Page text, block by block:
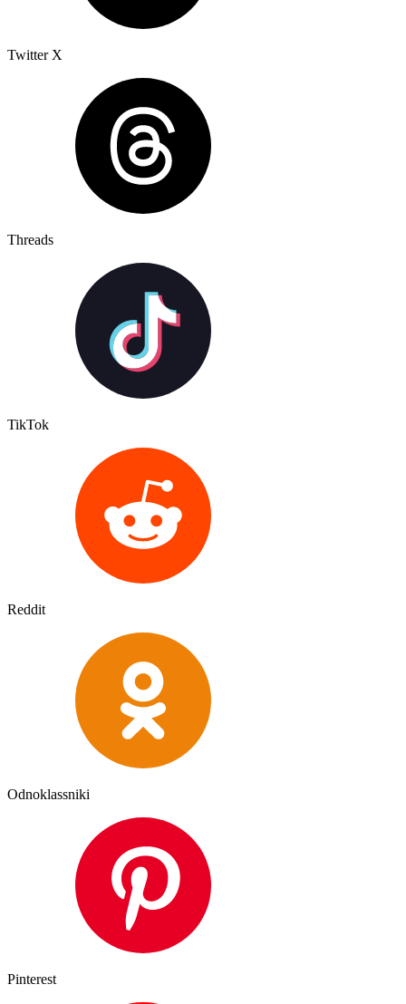
Twitter X
Threads
TikTok
Reddit
Odnoklassniki
Pinterest